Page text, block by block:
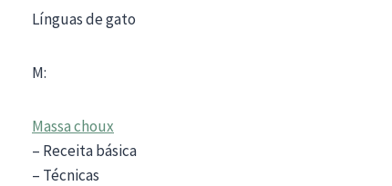
Línguas de gato
M:
Massa choux
– Receita básica
– Técnicas